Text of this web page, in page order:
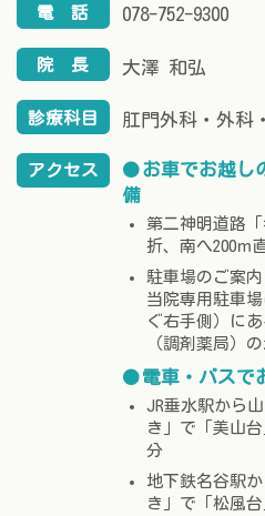
電 話 078-752-9300
院 長 大澤 和弘
診療科目 肛門外科・外科
アクセス
お車でお越
備
第二神明道路
折、南へ200ｍ
駐車場のご案内
当院専用駐車
ぐ右手側）に
（調剤薬局）
電車・バスで
JR垂水駅から
き」で「美山
分
地下鉄名谷駅
き」で「松風